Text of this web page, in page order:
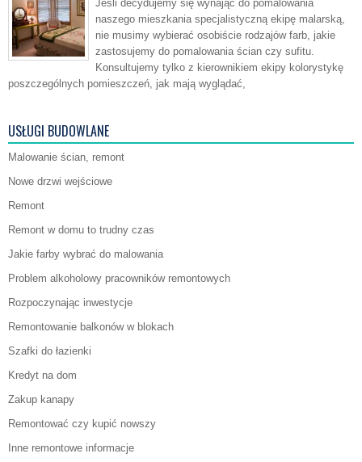
Jeśli decydujemy się wynająć do pomalowania
naszego mieszkania specjalistyczną ekipę malarską,
nie musimy wybierać osobiście rodzajów farb, jakie
zastosujemy do pomalowania ścian czy sufitu.
Konsultujemy tylko z kierownikiem ekipy kolorystykę
poszczególnych pomieszczeń, jak mają wyglądać,
USŁUGI BUDOWLANE
Malowanie ścian, remont
Nowe drzwi wejściowe
Remont
Remont w domu to trudny czas
Jakie farby wybrać do malowania
Problem alkoholowy pracowników remontowych
Rozpoczynając inwestycje
Remontowanie balkonów w blokach
Szafki do łazienki
Kredyt na dom
Zakup kanapy
Remontować czy kupić nowszy
Inne remontowe informacje